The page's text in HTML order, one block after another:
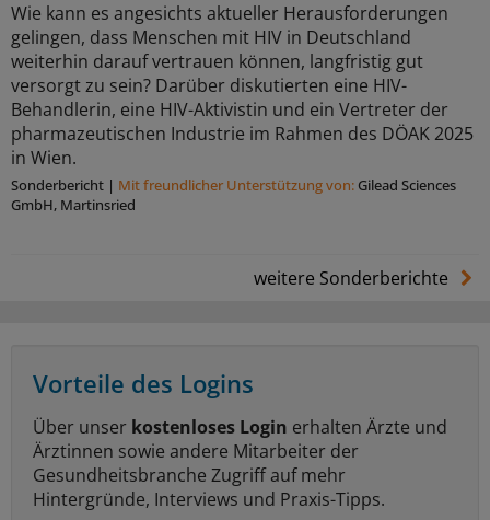
Wie kann es angesichts aktueller Herausforderungen
gelingen, dass Menschen mit HIV in Deutschland
weiterhin darauf vertrauen können, langfristig gut
versorgt zu sein? Darüber diskutierten eine HIV-
Behandlerin, eine HIV-Aktivistin und ein Vertreter der
pharmazeutischen Industrie im Rahmen des DÖAK 2025
in Wien.
Sonderbericht | Mit freundlicher Unterstützung von: Gilead Sciences
GmbH, Martinsried
weitere Sonderberichte
Vorteile des Logins
Über unser kostenloses Login erhalten Ärzte und
Ärztinnen sowie andere Mitarbeiter der
Gesundheitsbranche Zugriff auf mehr
Hintergründe, Interviews und Praxis-Tipps.